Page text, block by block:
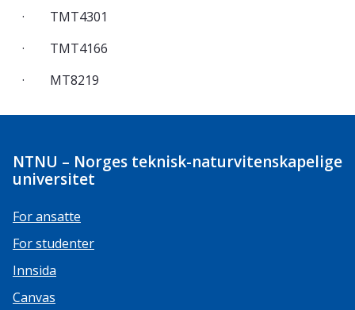
·
TMT4301
·
TMT4166
·
MT8219
NTNU – Norges teknisk-naturvitenskapelige
universitet
For ansatte
For studenter
Innsida
Canvas